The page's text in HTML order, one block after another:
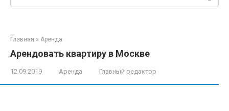
Главная » Аренда
Арендовать квартиру в Москве
12.09.2019 Аренда Главный редактор